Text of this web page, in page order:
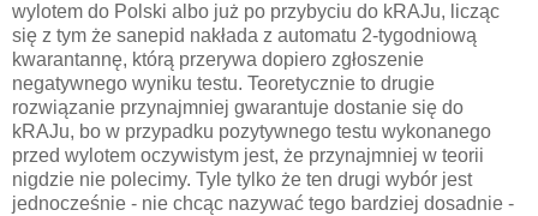
wylotem do Polski albo już po przybyciu do kRAJu, licząc
się z tym że sanepid nakłada z automatu 2-tygodniową
kwarantannę, którą przerywa dopiero zgłoszenie
negatywnego wyniku testu. Teoretycznie to drugie
rozwiązanie przynajmniej gwarantuje dostanie się do
kRAJu, bo w przypadku pozytywnego testu wykonanego
przed wylotem oczywistym jest, że przynajmniej w teorii
nigdzie nie polecimy. Tyle tylko że ten drugi wybór jest
jednocześnie - nie chcąc nazywać tego bardziej dosadnie -